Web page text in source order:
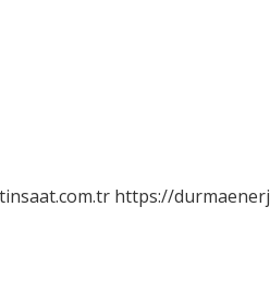
https://